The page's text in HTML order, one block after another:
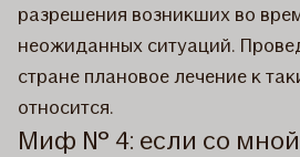
разрешения возникших во
неожиданных ситуаций.
стране плановое лечение к
относится.
Миф № 4: если со мной